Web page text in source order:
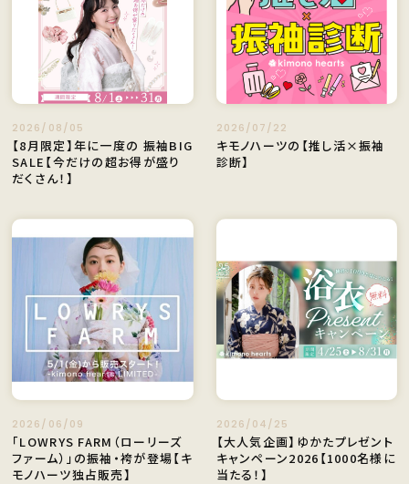
2026/08/05
【8月限定】年に一度の 振袖BIG
SALE【今だけの超お得が盛り
だくさん！】
2026/07/22
キモノハーツの【推し活×振袖
診断】
2026/06/09
「LOWRYS FARM（ローリーズ
ファーム）」の振袖・袴が登場【キ
モノハーツ独占販売】
2026/04/25
【大人気企画】ゆかたプレゼント
キャンペーン2026【1000名様に
当たる！】